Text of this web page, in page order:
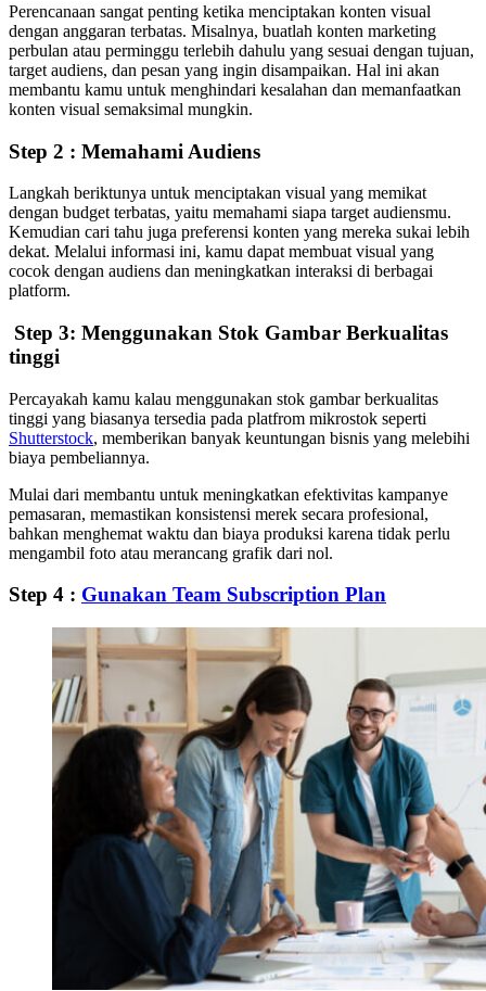
Perencanaan sangat penting ketika menciptakan konten visual
dengan anggaran terbatas. Misalnya, buatlah konten marketing
perbulan atau perminggu terlebih dahulu yang sesuai dengan tujuan,
target audiens, dan pesan yang ingin disampaikan. Hal ini akan
membantu kamu untuk menghindari kesalahan dan memanfaatkan
konten visual semaksimal mungkin.
Step 2 : Memahami Audiens
Langkah beriktunya untuk menciptakan visual yang memikat
dengan budget terbatas, yaitu memahami siapa target audiensmu.
Kemudian cari tahu juga preferensi konten yang mereka sukai lebih
dekat. Melalui informasi ini, kamu dapat membuat visual yang
cocok dengan audiens dan meningkatkan interaksi di berbagai
platform.
Step 3: Menggunakan Stok Gambar Berkualitas
tinggi
Percayakah kamu kalau menggunakan stok gambar berkualitas
tinggi yang biasanya tersedia pada platfrom mikrostok seperti
Shutterstock, memberikan banyak keuntungan bisnis yang melebihi
biaya pembeliannya.
Mulai dari membantu untuk meningkatkan efektivitas kampanye
pemasaran, memastikan konsistensi merek secara profesional,
bahkan menghemat waktu dan biaya produksi karena tidak perlu
mengambil foto atau merancang grafik dari nol.
Step 4 : Gunakan Team Subscription Plan